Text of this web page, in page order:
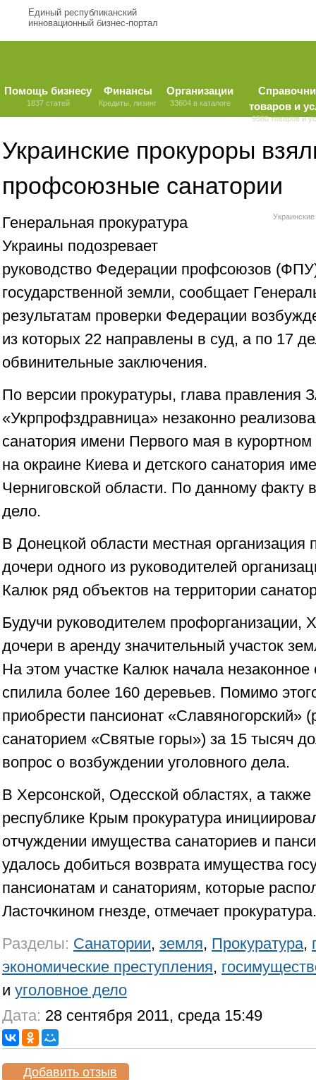
Единый республиканский
инновационный бизнес-портал
Помощь бизнесу
1837 статей
Финансы
Кредиты, лизинг
Организации
33604 в каталоге
товаров и
9580 товаров и
Украинские прокуроры
профсоюзные санатории
Генеральная прокуратура
Украины подозревает
руководство Федерации профсоюзов
государственной земли, сообщает
результатам проверки Федерации
из которых 22 направлены в суд, а по 17
обвинительные заключения.
По версии прокуратуры, глава правления
«Укрпрофздравница» незаконно
санатория имени Первого мая в
на окраине Киева и детского санатория
Черниговской области. По данному факту
дело.
В Донецкой области местная
дочери одного из руководителей
Калюк ряд объектов на территории
Будучи руководителем профорганизации,
дочери в аренду значительный участок
На этом участке Калюк начала незаконное
спилила более 160 деревьев. Помимо
приобрести пансионат «Славяногорский»
санаторием «Святые горы») за 15 тысяч
вопрос о возбуждении уголовного дела.
В Херсонской, Одесской областях, а
республике Крым прокуратура
отчуждении имущества санаториев и
удалось добиться возврата имущества
пансионатам и санаториям, которые
Ласточкином гнезде, отмечает прокуратура.
Разделы: Санатории, земля, Прокуратура,
экономические преступления,
и уголовное дело
Дата: 28 сентября 2011, среда 15:49
Добавить отзыв